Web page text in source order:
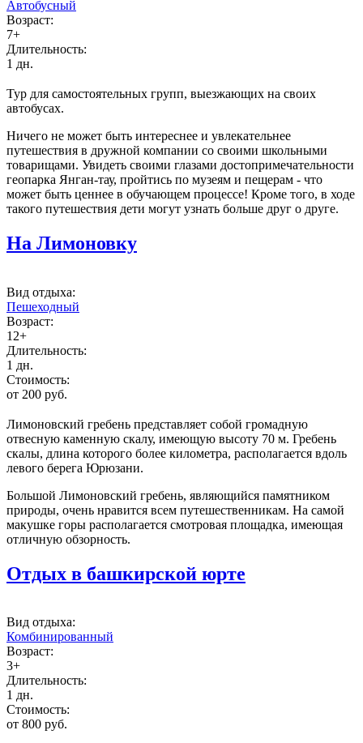
Автобусный
Возраст:
7+
Длительность:
1 дн.
Тур для самостоятельных групп, выезжающих на своих
автобусах.
Ничего не может быть интереснее и увлекательнее
путешествия в дружной компании со своими школьными
товарищами. Увидеть своими глазами достопримечательности
геопарка Янган-тау, пройтись по музеям и пещерам - что
может быть ценнее в обучающем процессе! Кроме того, в ходе
такого путешествия дети могут узнать больше друг о друге.
На Лимоновку
Вид отдыха:
Пешеходный
Возраст:
12+
Длительность:
1 дн.
Стоимость:
от 200 руб.
Лимоновский гребень представляет собой громадную
отвесную каменную скалу, имеющую высоту 70 м. Гребень
скалы, длина которого более километра, располагается вдоль
левого берега Юрюзани.
Большой Лимоновский гребень, являющийся памятником
природы, очень нравится всем путешественникам. На самой
макушке горы располагается смотровая площадка, имеющая
отличную обзорность.
Отдых в башкирской юрте
Вид отдыха:
Комбинированный
Возраст:
3+
Длительность:
1 дн.
Стоимость:
от 800 руб.